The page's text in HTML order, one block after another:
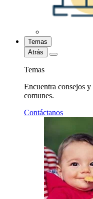
Temas
Atrás
Temas
Encuentra consejos y
comunes.
Contáctanos